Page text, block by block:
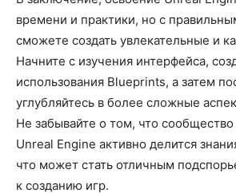
времени и практики, но с
сможете создать увлекательные и
Начните с изучения интерфейса,
использования Blueprints, а затем
углубляйтесь в более сложные
Не забывайте о том, что сообщество
Unreal Engine активно делится
что может стать отличным
к созданию игр.